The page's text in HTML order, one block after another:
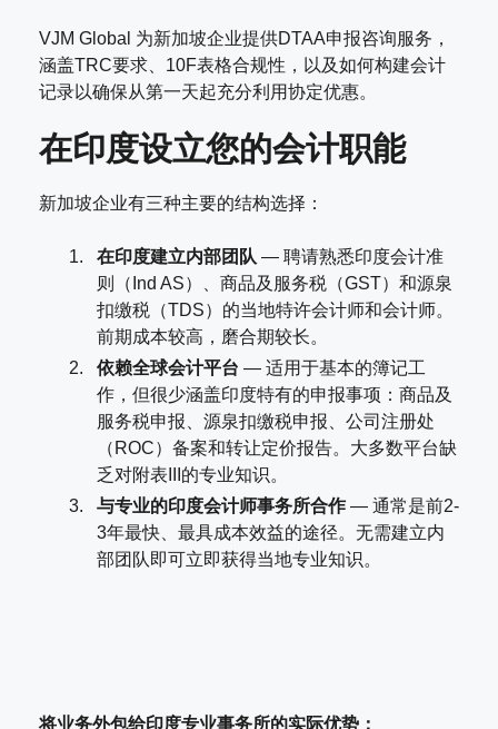
VJM Global 为新加坡企业提供DTAA申报咨询服务，
涵盖TRC要求、10F表格合规性，以及如何构建会计
记录以确保从第一天起充分利用协定优惠。
在印度设立您的会计职能
新加坡企业有三种主要的结构选择：
在印度建立内部团队 — 聘请熟悉印度会计准
则（Ind AS）、商品及服务税（GST）和源泉
扣缴税（TDS）的当地特许会计师和会计师。
前期成本较高，磨合期较长。
依赖全球会计平台 — 适用于基本的簿记工
作，但很少涵盖印度特有的申报事项：商品及
服务税申报、源泉扣缴税申报、公司注册处
（ROC）备案和转让定价报告。大多数平台缺
乏对附表III的专业知识。
与专业的印度会计师事务所合作— 通常是前2-
3年最快、最具成本效益的途径。无需建立内
部团队即可立即获得当地专业知识。
将业务外包给印度专业事务所的实际优势：